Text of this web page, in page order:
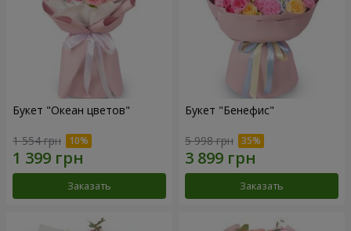
Букет "Океан цветов"
1 554 грн
Заказать
Букет "Бенефис"
5 998 грн
Заказать